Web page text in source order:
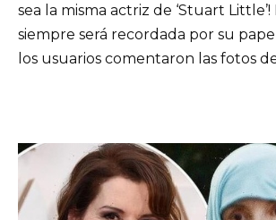
sea la misma actriz de ‘Stuart Little’!
siempre será recordada por su
los usuarios comentaron las fotos